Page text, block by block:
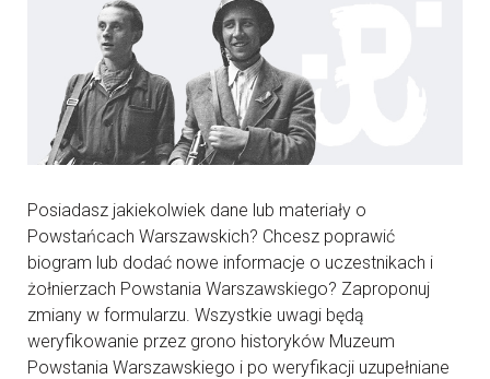
Posiadasz jakiekolwiek dane lub materiały o
Powstańcach Warszawskich? Chcesz poprawić
biogram lub dodać nowe informacje o uczestnikach i
żołnierzach Powstania Warszawskiego? Zaproponuj
zmiany w formularzu. Wszystkie uwagi będą
weryfikowanie przez grono historyków Muzeum
Powstania Warszawskiego i po weryfikacji uzupełniane